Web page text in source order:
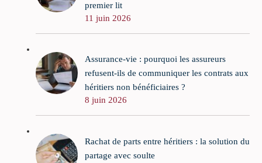
premier lit
11 juin 2026
Assurance-vie : pourquoi les assureurs
refusent-ils de communiquer les contrats aux
héritiers non bénéficiaires ?
8 juin 2026
Rachat de parts entre héritiers : la solution du
partage avec soulte